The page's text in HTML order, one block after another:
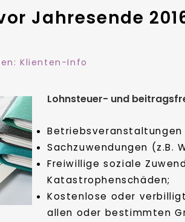
Jahresende
Klienten-Info
Lohnsteuer- und
Betriebsveranstaltungen
Sachzuwendungen (z.B.
Freiwillige soziale
Katastrophenschäden;
Kostenlose oder
allen oder bestimmten